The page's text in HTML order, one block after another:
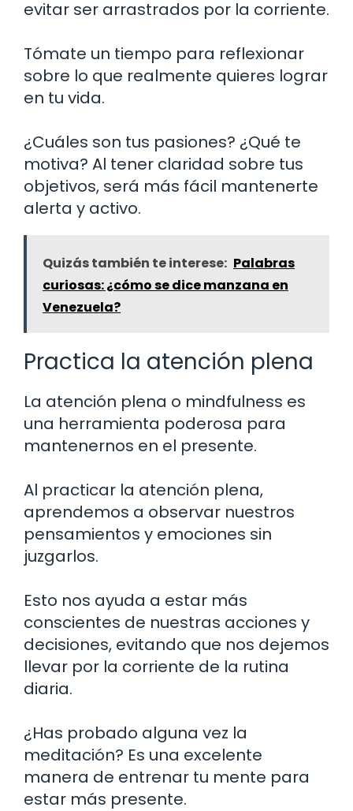
evitar ser arrastrados por la corriente.
Tómate un tiempo para reflexionar
sobre lo que realmente quieres lograr
en tu vida.
¿Cuáles son tus pasiones? ¿Qué te
motiva? Al tener claridad sobre tus
objetivos, será más fácil mantenerte
alerta y activo.
Quizás también te interese: Palabras
curiosas: ¿cómo se dice manzana en
Venezuela?
Practica la atención plena
La atención plena o mindfulness es
una herramienta poderosa para
mantenernos en el presente.
Al practicar la atención plena,
aprendemos a observar nuestros
pensamientos y emociones sin
juzgarlos.
Esto nos ayuda a estar más
conscientes de nuestras acciones y
decisiones, evitando que nos dejemos
llevar por la corriente de la rutina
diaria.
¿Has probado alguna vez la
meditación? Es una excelente
manera de entrenar tu mente para
estar más presente.